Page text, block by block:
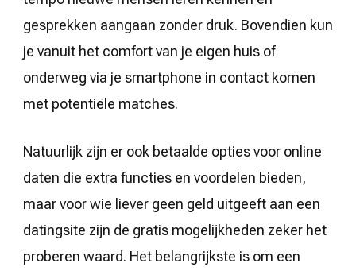
gesprekken aangaan zonder druk. Bovendien kun
je vanuit het comfort van je eigen huis of
onderweg via je smartphone in contact komen
met potentiële matches.
Natuurlijk zijn er ook betaalde opties voor online
daten die extra functies en voordelen bieden,
maar voor wie liever geen geld uitgeeft aan een
datingsite zijn de gratis mogelijkheden zeker het
proberen waard. Het belangrijkste is om een